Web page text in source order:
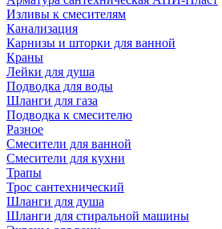
Изливы к смесителям
Канализация
Карнизы и шторки для ванной
Краны
Лейки для душа
Подводка для воды
Шланги для газа
Подводка к смесителю
Разное
Смесители для ванной
Смесители для кухни
Трапы
Трос сантехнический
Шланги для душа
Шланги для стиральной машины